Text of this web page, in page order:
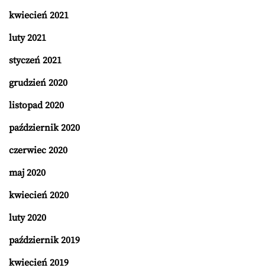
kwiecień 2021
luty 2021
styczeń 2021
grudzień 2020
listopad 2020
październik 2020
czerwiec 2020
maj 2020
kwiecień 2020
luty 2020
październik 2019
kwiecień 2019